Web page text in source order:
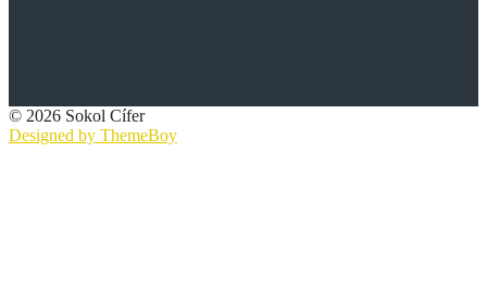
© 2026 Sokol Cífer
Designed by ThemeBoy